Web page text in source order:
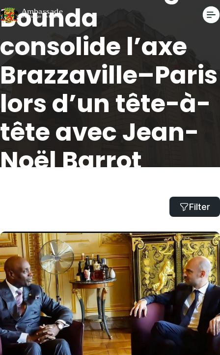
Bounda
consolide l’axe
Brazzaville–Paris
lors d’un tête-à-
tête avec Jean-
Noël Barrot
Diplomatie : Constant Serge Bounda consolide l’axe
Brazzaville–Paris lors d’un tête-à-tête avec Jean-Noël Barrot
Filter